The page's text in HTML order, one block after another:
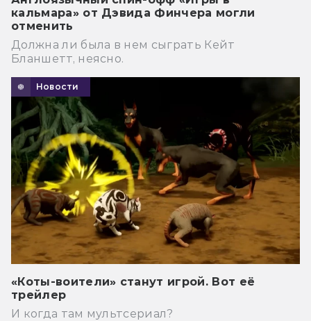
кальмара» от Дэвида Финчера могли
отменить
Должна ли была в нем сыграть Кейт
Бланшетт, неясно.
Новости
«Коты-воители» станут игрой. Вот её
трейлер
И когда там мультсериал?